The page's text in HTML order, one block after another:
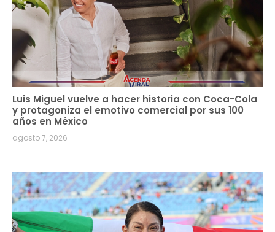
Luis Miguel vuelve a hacer historia con Coca-Cola
y protagoniza el emotivo comercial por sus 100
años en México
agosto 7, 2026